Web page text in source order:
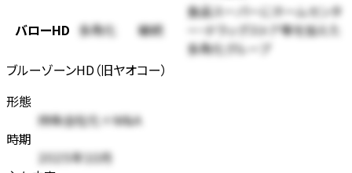
バローHD 多角化 継続
食品スーパーにホームセンタ
ー・ドラッグストア等を加えた
多角化グループ
ブルーゾーンHD（旧ヤオコー）
形態
持株会社化＋M&A
時期
2025年10月